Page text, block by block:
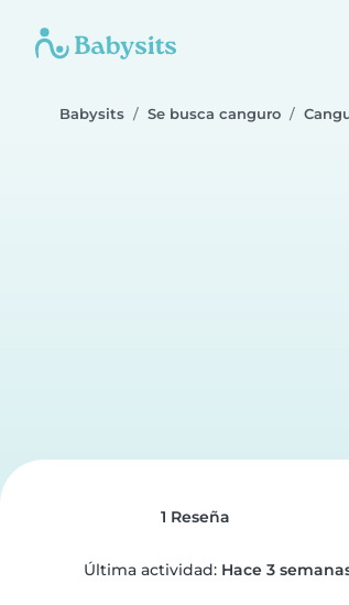
Babysits Se busca canguro
1 Reseña
Última actividad: Hace 3